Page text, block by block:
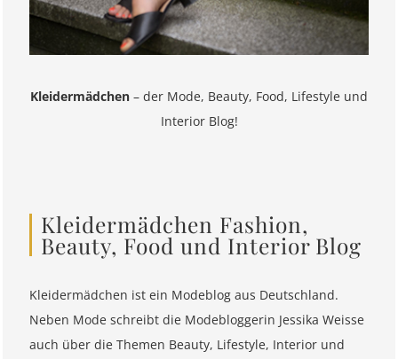
Kleidermädchen – der Mode, Beauty, Food, Lifestyle und
Interior Blog!
Kleidermädchen Fashion,
Beauty, Food und Interior Blog
Kleidermädchen ist ein Modeblog aus Deutschland.
Neben Mode schreibt die Modebloggerin Jessika Weisse
auch über die Themen Beauty, Lifestyle, Interior und